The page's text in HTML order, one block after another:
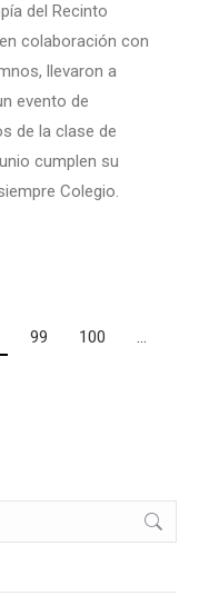
del Recinto
colaboración con
llevaron a
evento de
de la clase de
cumplen su
Colegio.
99 100
…